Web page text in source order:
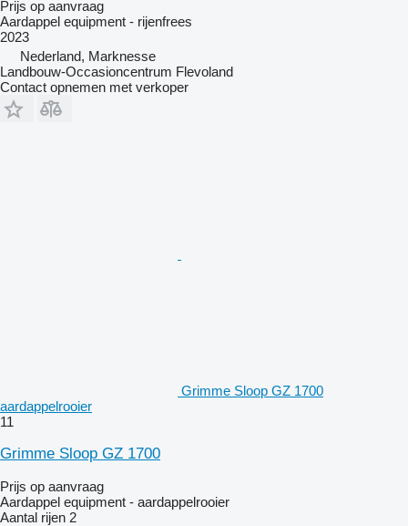
Prijs op aanvraag
Aardappel equipment - rijenfrees
2023
Nederland, Marknesse
Landbouw-Occasioncentrum Flevoland
Contact opnemen met verkoper
Grimme Sloop GZ 1700
aardappelrooier
11
Grimme Sloop GZ 1700
Prijs op aanvraag
Aardappel equipment - aardappelrooier
Aantal rijen 2